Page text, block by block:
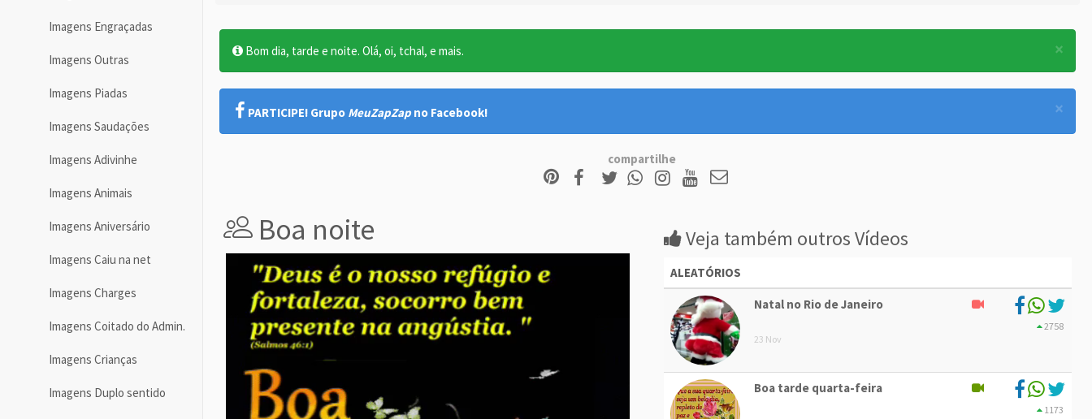
Imagens Engraçadas
Imagens Outras
Imagens Piadas
Imagens Saudações
Imagens Adivinhe
Imagens Animais
Imagens Aniversário
Imagens Caiu na net
Imagens Charges
Imagens Coitado do Admin.
Imagens Crianças
Imagens Duplo sentido
×
Bom dia, tarde e noite. Olá, oi, tchal, e mais.
×
PARTICIPE! Grupo MeuZapZap no Facebook!
compartilhe
Boa noite Veja também outros Vídeos
ALEATÓRIOS
Natal no Rio de Janeiro
23 Nov
2758
Boa tarde quarta-feira
1173